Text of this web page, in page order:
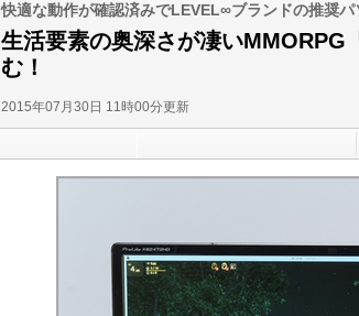
快適な動作が確認済みでLEVEL∞ブランドの推奨パ
生活要素の奥深さが凄いMMORPG
む！
2015年07月30日 11時00分更新